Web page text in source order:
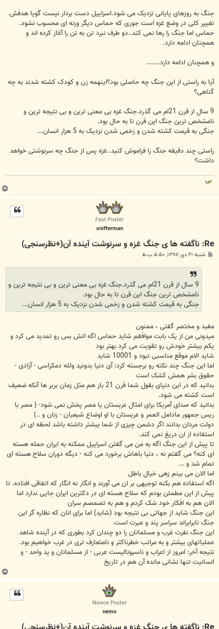
جنگ به روزهای پایانی نزدیک می شود.اسراییل دست بردار نیست گویا هدفش
تغییر کلی در وضع غزه است جوری که حماس دیگر وزنه ای محسوب نشود.
حماس اما جنگ را رها نمی کند..دو طرف نبرد تن به تن را آغاز کرده اند و
همچنان ادامه دارد.
و همچنان ادامه دارد.......
آیا به راستی از این جنگ چه حاصلی بود؟اینهمه زن و کودک کشته شدند به چه
گناهی؟
9 سال از قرن 21ام می گذرد.جنگ غزه بی معنی ترین و بی نتیجه ترین و
نامشخص ترین جنگ این قرن تا به حال بود.
جنگی به قیمت کشته شدن و زخمی شدن نزدیک به 5 هزار انسان...
راستی چند دقیقه جنگ را فراموش کنید..غزه پس از جنگ چه سرنوشتی خواهد
داشت؟
بی
ب
ا
Fast Poster
snifferman
Re: ناگفته ها ی جنگ غزه و سرنوشت آینده آن(+نظرسنجی)
پ شنبه ۲۱ دی ۱۳۸۷, ۵:۵۰ ب.ظ
9 سال از قرن 21ام می گذرد.جنگ غزه بی معنی ترین و بی نتیجه ترین و
نامشخص ترین جنگ این قرن تا به حال بود.
جنگی به قیمت کشته شدن و زخمی شدن نزدیک به 5 هزار انسان...
مفید و مختصر گفتی ، ممنون
میدونی من از یک بابت موافقم شاید حماس اگه اتش بس رو تمدید می کرد و
یکم بیشتر خودش رو تقویت می کرد بهتر بود
شاید الام موقع مناسبی نبود و 10001 شاید
اما این جنگ چند نکته رو برجسته کرد: آی دنیا بدونید ولله دمکراسی - آزادی -
حقوق بشر همش کشک است
بدانید که در این دنیای بقول شما قرن 21 باز هم مثل زمان بربر ها آنکه ضعیف
است کشته می شود.
بدانید که صدای آمریکا برای امثال عربستان یا مصر پخش نمی شود- ( مصر با
ریس جمهور مادامل العمر و عربستان با او اوضاع شیعیان - زنان و ..)
دولت مردان بدانند اگر دشمن چیزی از شما بیشتر داشته باشد لحظه ای در
استفاده از ان دریغ نمی کند.
تا پیش از این جنگ اگه به من می گفتن اسراییل ممکنه به ایران حمله هسته
ای کنه؟ می گفتم نه ، دنیا باهاش برخورد می کنه - دیگه دوران سلاح هسته ای
تمام شد و ...
اما الان می بینم زهی خیال باطل
اگه استفاده هم بکنه توجیهی بر ان می آورند و انگار نه انگار که اتفاقی افتاده. تا
پیش از این مطمئن بودم که سلاح هسته ای در دکترین ایران جایی ندارد اما
الان هم به افکار خود شک کردم و هم به تصمصم سران
این جنگ شاید از جهاتی بی نتیجه بود (شاید) اما برای انان که نظاره گر این
جنگ نابرابراند سراسر پند و عبرت است.
این جنگ نفرت غرب و مسلمانان را دو چندان کرد بطوری که در آینده شاهد
عملیاتهای بیشتر و به مراتب خطرناکتر و نامتعارف تری در غرب خواهیم بود.
نتیجه آخر: امروز از اعراب و ناسیونالیست عربی - از مسلمانان و ید واحد - و
انسانیت تنها نشانی مانده آن هم در تاریخ
ب
ا
Novice Poster
nemo